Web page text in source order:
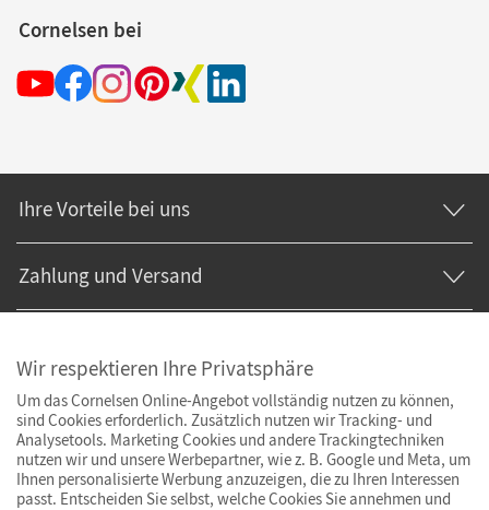
Cornelsen bei
Ihre Vorteile bei uns
Zahlung und Versand
Wir respektieren Ihre Privatsphäre
Um das Cornelsen Online-Angebot vollständig nutzen zu können,
sind Cookies erforderlich. Zusätzlich nutzen wir Tracking- und
Analysetools. Marketing Cookies und andere Trackingtechniken
nutzen wir und unsere Werbepartner, wie z. B. Google und Meta, um
Ihnen personalisierte Werbung anzuzeigen, die zu Ihren Interessen
passt. Entscheiden Sie selbst, welche Cookies Sie annehmen und